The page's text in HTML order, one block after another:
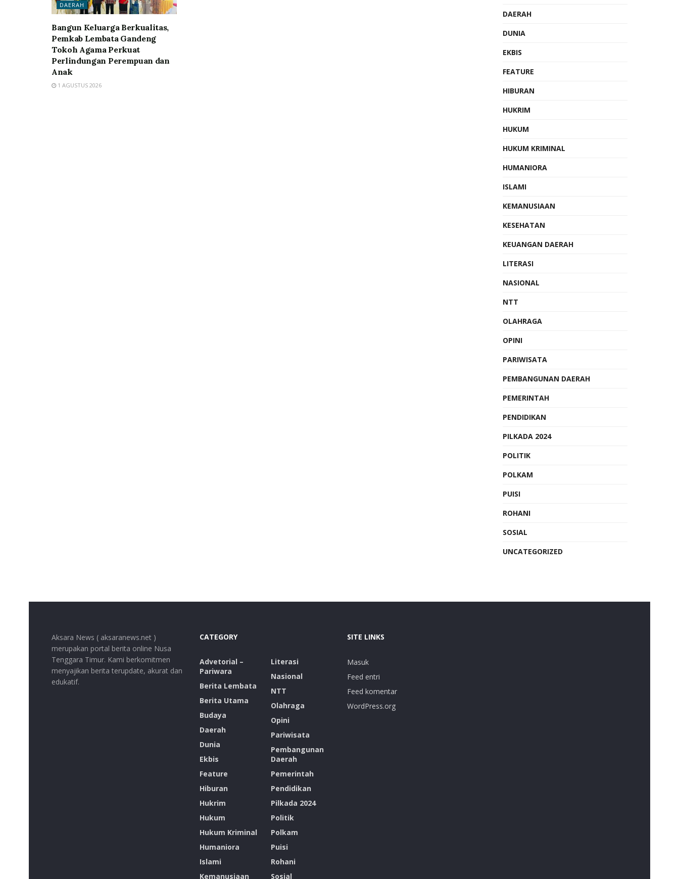
DAERAH
Bangun Keluarga Berkualitas,
Pemkab Lembata Gandeng
Tokoh Agama Perkuat
Perlindungan Perempuan dan
Anak
1 AGUSTUS 2026
DAERAH
DUNIA
EKBIS
FEATURE
HIBURAN
HUKRIM
HUKUM
HUKUM KRIMINAL
HUMANIORA
ISLAMI
KEMANUSIAAN
KESEHATAN
KEUANGAN DAERAH
LITERASI
NASIONAL
NTT
OLAHRAGA
OPINI
PARIWISATA
PEMBANGUNAN DAERAH
PEMERINTAH
PENDIDIKAN
PILKADA 2024
POLITIK
POLKAM
PUISI
ROHANI
SOSIAL
UNCATEGORIZED
Aksara News ( aksaranews.net )
merupakan portal berita online Nusa
Tenggara Timur. Kami berkomitmen
menyajikan berita terupdate, akurat dan
edukatif.
CATEGORY
Advetorial –
Pariwara
Berita Lembata
Berita Utama
Budaya
Daerah
Dunia
Ekbis
Feature
Hiburan
Hukrim
Hukum
Hukum Kriminal
Humaniora
Islami
Kemanusiaan
Literasi
Nasional
NTT
Olahraga
Opini
Pariwisata
Pembangunan
Daerah
Pemerintah
Pendidikan
Pilkada 2024
Politik
Polkam
Puisi
Rohani
Sosial
SITE LINKS
Masuk
Feed entri
Feed komentar
WordPress.org